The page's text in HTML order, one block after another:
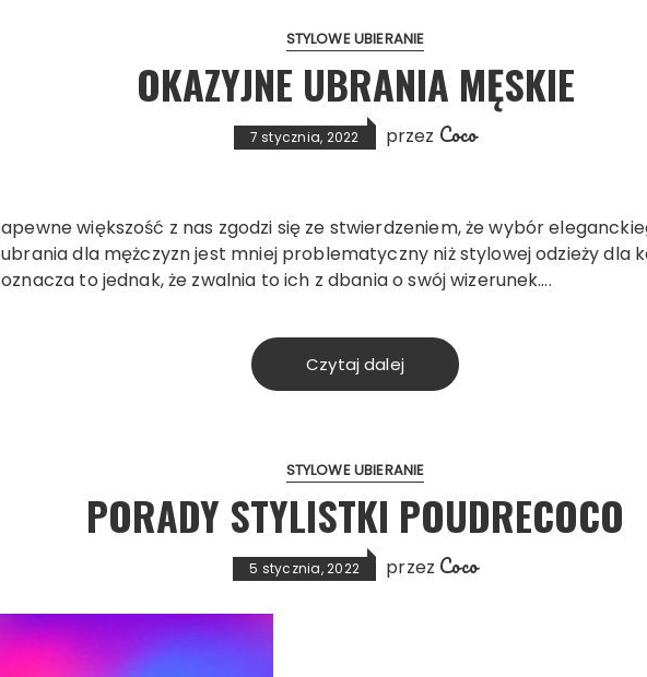
STYLOWE UBIERANIE
OKAZYJNE UBRANIA MĘSKIE
7 stycznia, 2022 przez Coco
apewne większość z nas zgodzi się ze stwierdzeniem, że wybór
ubrania dla mężczyzn jest mniej problematyczny niż stylowej odzieży dla
oznacza to jednak, że zwalnia to ich z dbania o swój wizerunek….
Czytaj dalej
STYLOWE UBIERANIE
PORADY STYLISTKI POUDRECOCO
5 stycznia, 2022 przez Coco